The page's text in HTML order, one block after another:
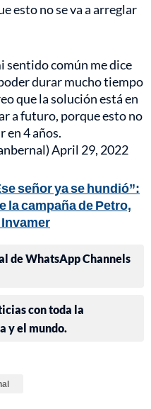
esto no se va a arreglar
sentido común me dice
durar mucho tiempo
que la solución está en
a futuro, porque esto no
en 4 años.
April 29, 2022
señor ya se hundió”:
la campaña de Petro,
de WhatsApp Channels
con toda la
y el mundo.